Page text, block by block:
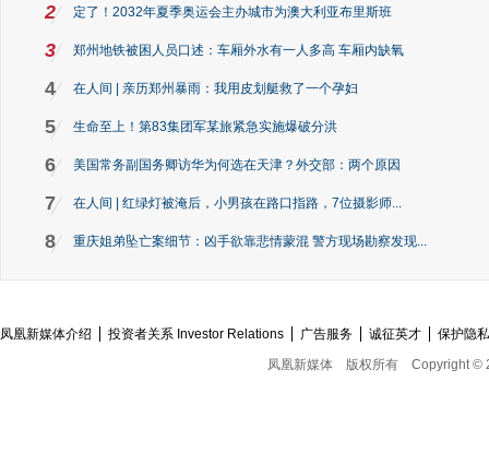
2 定了！2032年夏季奥运会主办城市为澳大利亚布里斯班
3 郑州地铁被困人员口述：车厢外水有一人多高 车厢内缺氧
4 在人间 | 亲历郑州暴雨：我用皮划艇救了一个孕妇
5 生命至上！第83集团军某旅紧急实施爆破分洪
6 美国常务副国务卿访华为何选在天津？外交部：两个原因
7 在人间 | 红绿灯被淹后，小男孩在路口指路，7位摄影师...
8 重庆姐弟坠亡案细节：凶手欲靠悲情蒙混 警方现场勘察发现...
凤凰新媒体介绍 投资者关系 Investor Relations 广告服务 诚征英才
保护隐
凤凰新媒体
版权所有 Copyright ©